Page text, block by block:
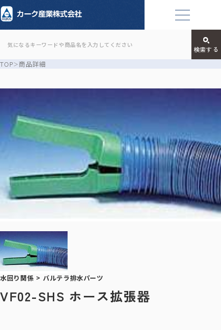
TOP 商品詳細
水回り関係 > バルテラ排水パーツ
VF02-SHS ホース拡張器